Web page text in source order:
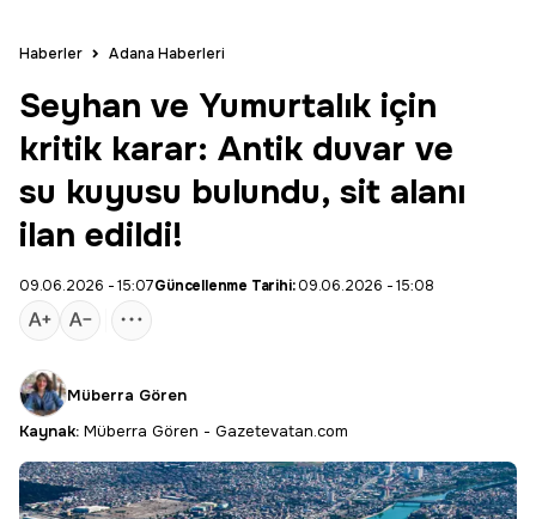
Haberler Adana Haberleri
Seyhan ve Yumurtalık için
kritik karar: Antik duvar ve
su kuyusu bulundu, sit alanı
ilan edildi!
09.06.2026 - 15:07Güncellenme Tarihi:09.06.2026 - 15:08
Müberra Gören
Kaynak: Müberra Gören - Gazetevatan.com